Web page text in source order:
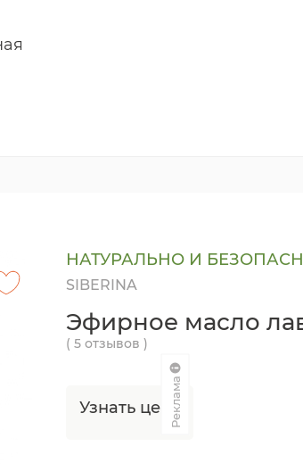
НАТУРАЛЬНО И
SIBERINA
Эфирное масло
( 5 отзывов )
Узнать цену
Реклама